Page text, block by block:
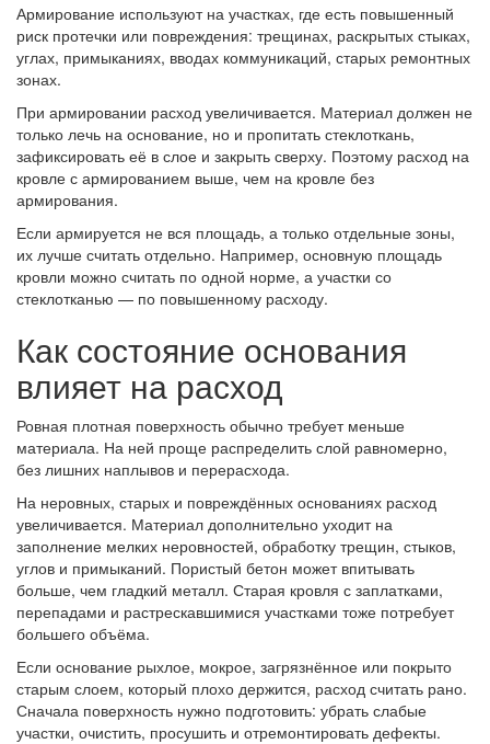
Армирование используют на участках, где есть повышенный
риск протечки или повреждения: трещинах, раскрытых стыках,
углах, примыканиях, вводах коммуникаций, старых ремонтных
зонах.
При армировании расход увеличивается. Материал должен не
только лечь на основание, но и пропитать стеклоткань,
зафиксировать её в слое и закрыть сверху. Поэтому расход на
кровле с армированием выше, чем на кровле без
армирования.
Если армируется не вся площадь, а только отдельные зоны,
их лучше считать отдельно. Например, основную площадь
кровли можно считать по одной норме, а участки со
стеклотканью — по повышенному расходу.
Как состояние основания
влияет на расход
Ровная плотная поверхность обычно требует меньше
материала. На ней проще распределить слой равномерно,
без лишних наплывов и перерасхода.
На неровных, старых и повреждённых основаниях расход
увеличивается. Материал дополнительно уходит на
заполнение мелких неровностей, обработку трещин, стыков,
углов и примыканий. Пористый бетон может впитывать
больше, чем гладкий металл. Старая кровля с заплатками,
перепадами и растрескавшимися участками тоже потребует
большего объёма.
Если основание рыхлое, мокрое, загрязнённое или покрыто
старым слоем, который плохо держится, расход считать рано.
Сначала поверхность нужно подготовить: убрать слабые
участки, очистить, просушить и отремонтировать дефекты.